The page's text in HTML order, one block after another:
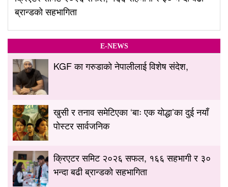
ब्रान्डको सहभागिता
E-NEWS
KGF का गरुडाको नेपालीलाई विशेष संदेश,
खुसी र तनाव समेटिएका ‘बाः एक योद्धा’का दुई नयाँ
पोस्टर सार्वजनिक
क्रिएटर समिट २०२६ सफल, १६६ सहभागी र ३०
भन्दा बढी ब्रान्डको सहभागिता